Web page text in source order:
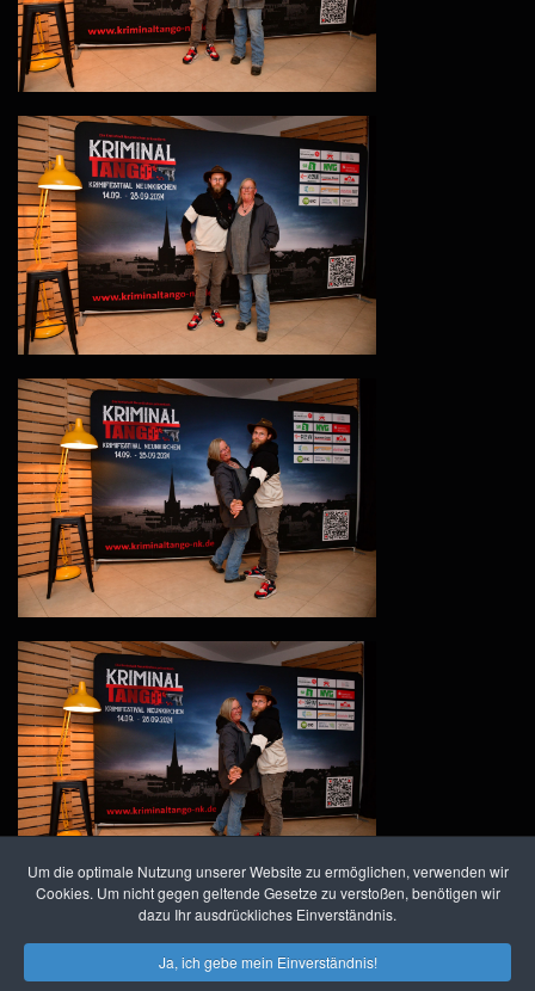
Um die optimale Nutzung unserer Website zu ermöglichen, verwenden wir
Cookies. Um nicht gegen geltende Gesetze zu verstoßen, benötigen wir
dazu Ihr ausdrückliches Einverständnis.
Ja, ich gebe mein Einverständnis!
Kriminal Tango • Krimifestival